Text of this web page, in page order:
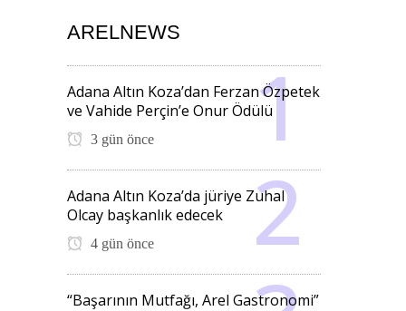
ARELNEWS
Adana Altın Koza’dan Ferzan Özpetek
ve Vahide Perçin’e Onur Ödülü
3 gün önce
Adana Altın Koza’da jüriye Zuhal
Olcay başkanlık edecek
4 gün önce
“Başarının Mutfağı, Arel Gastronomi”